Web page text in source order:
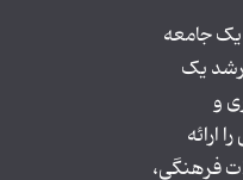
یک جامعه
رشد یک
و
ارائه
فرهنگی،